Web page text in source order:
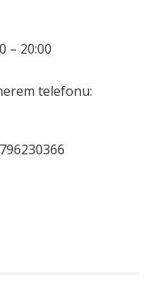
– 20:00
telefonu: